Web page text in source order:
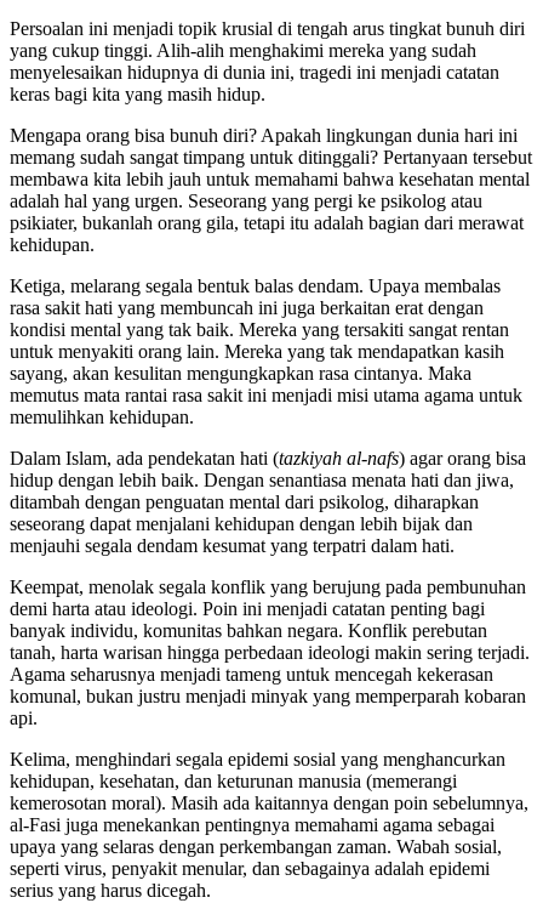
Persoalan ini menjadi topik krusial di tengah arus tingkat bunuh diri
yang cukup tinggi. Alih-alih menghakimi mereka yang sudah
menyelesaikan hidupnya di dunia ini, tragedi ini menjadi catatan
keras bagi kita yang masih hidup.
Mengapa orang bisa bunuh diri? Apakah lingkungan dunia hari ini
memang sudah sangat timpang untuk ditinggali? Pertanyaan tersebut
membawa kita lebih jauh untuk memahami bahwa kesehatan mental
adalah hal yang urgen. Seseorang yang pergi ke psikolog atau
psikiater, bukanlah orang gila, tetapi itu adalah bagian dari merawat
kehidupan.
Ketiga, melarang segala bentuk balas dendam. Upaya membalas
rasa sakit hati yang membuncah ini juga berkaitan erat dengan
kondisi mental yang tak baik. Mereka yang tersakiti sangat rentan
untuk menyakiti orang lain. Mereka yang tak mendapatkan kasih
sayang, akan kesulitan mengungkapkan rasa cintanya. Maka
memutus mata rantai rasa sakit ini menjadi misi utama agama untuk
memulihkan kehidupan.
Dalam Islam, ada pendekatan hati (tazkiyah al-nafs) agar orang bisa
hidup dengan lebih baik. Dengan senantiasa menata hati dan jiwa,
ditambah dengan penguatan mental dari psikolog, diharapkan
seseorang dapat menjalani kehidupan dengan lebih bijak dan
menjauhi segala dendam kesumat yang terpatri dalam hati.
Keempat, menolak segala konflik yang berujung pada pembunuhan
demi harta atau ideologi. Poin ini menjadi catatan penting bagi
banyak individu, komunitas bahkan negara. Konflik perebutan
tanah, harta warisan hingga perbedaan ideologi makin sering terjadi.
Agama seharusnya menjadi tameng untuk mencegah kekerasan
komunal, bukan justru menjadi minyak yang memperparah kobaran
api.
Kelima, menghindari segala epidemi sosial yang menghancurkan
kehidupan, kesehatan, dan keturunan manusia (memerangi
kemerosotan moral). Masih ada kaitannya dengan poin sebelumnya,
al-Fasi juga menekankan pentingnya memahami agama sebagai
upaya yang selaras dengan perkembangan zaman. Wabah sosial,
seperti virus, penyakit menular, dan sebagainya adalah epidemi
serius yang harus dicegah.